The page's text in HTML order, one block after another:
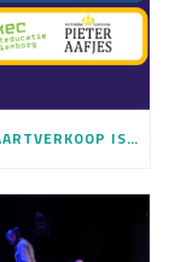
8 NOVEMBER CULEMBORG MONDIAAL KAARTVERKOOP IS GESTART